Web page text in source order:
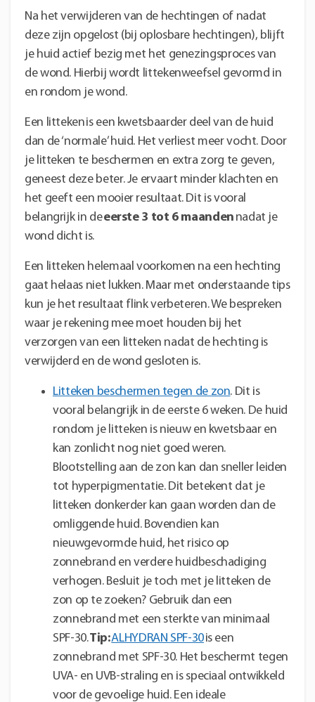
Na het verwijderen van de hechtingen of nadat
deze zijn opgelost (bij oplosbare hechtingen), blijft
je huid actief bezig met het genezingsproces van
de wond. Hierbij wordt littekenweefsel gevormd in
en rondom je wond.
Een litteken is een kwetsbaarder deel van de huid
dan de ‘normale’ huid. Het verliest meer vocht. Door
je litteken te beschermen en extra zorg te geven,
geneest deze beter. Je ervaart minder klachten en
het geeft een mooier resultaat. Dit is vooral
belangrijk in deeerste 3 tot 6 maanden nadat je
wond dicht is.
Een litteken helemaal voorkomen na een hechting
gaat helaas niet lukken. Maar met onderstaande tips
kun je het resultaat flink verbeteren. We bespreken
waar je rekening mee moet houden bij het
verzorgen van een litteken nadat de hechting is
verwijderd en de wond gesloten is.
Litteken beschermen tegen de zon. Dit is
vooral belangrijk in de eerste 6 weken. De huid
rondom je litteken is nieuw en kwetsbaar en
kan zonlicht nog niet goed weren.
Blootstelling aan de zon kan dan sneller leiden
tot hyperpigmentatie. Dit betekent dat je
litteken donkerder kan gaan worden dan de
omliggende huid. Bovendien kan
nieuwgevormde huid, het risico op
zonnebrand en verdere huidbeschadiging
verhogen. Besluit je toch met je litteken de
zon op te zoeken? Gebruik dan een
zonnebrand met een sterkte van minimaal
SPF-30.Tip:ALHYDRAN SPF-30is een
zonnebrand met SPF-30. Het beschermt tegen
UVA- en UVB-straling en is speciaal ontwikkeld
voor de gevoelige huid. Een ideale